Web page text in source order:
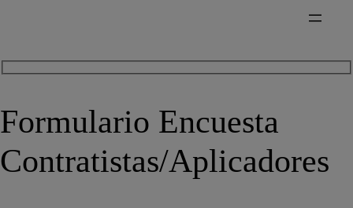
Formulario Encuesta
Contratistas/Aplicadores